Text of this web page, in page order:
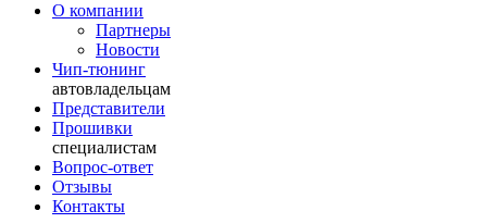
О компании
Партнеры
Новости
Чип-тюнинг
автовладельцам
Представители
Прошивки
специалистам
Вопрос-ответ
Отзывы
Контакты